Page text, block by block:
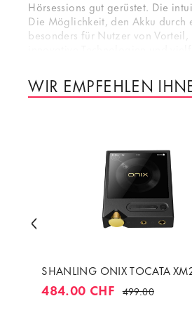
Hörsessions gut gerüstet. Die
Die Möglichkeit, den Akku durch
besonders für Nutzer von
Einsteigern als auch erfahrenen
WIR EMPFEHLEN
SHANLING ONIX TOCATA
484.00 CHF 499.00